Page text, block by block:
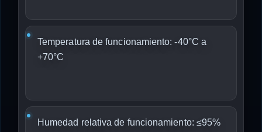
Temperatura de funcionamiento: -40°C a
+70°C
Humedad relativa de funcionamiento: ≤95%